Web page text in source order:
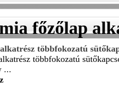
főzőlap
többfokozatú
többfokozatú
...